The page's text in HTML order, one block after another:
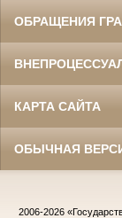
ОБРАЩЕНИЯ
КАРТА САЙТА
ОБЫЧНАЯ
2006-2026